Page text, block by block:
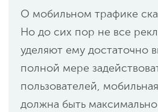
О мобильном трафике
Но до сих пор не все
уделяют ему достаточно
полной мере
пользователей,
должна быть